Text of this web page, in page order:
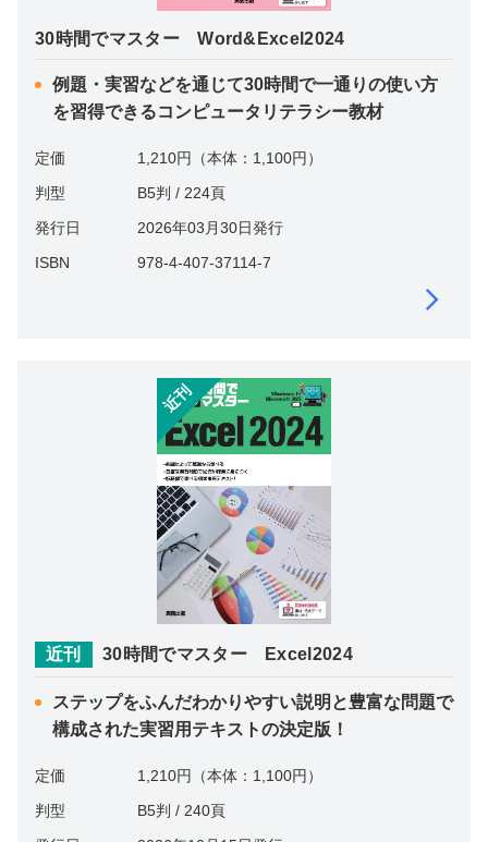
30時間でマスター Word&Excel2024
例題・実習などを通じて30時間で一通りの使い方
を習得できるコンピュータリテラシー教材
定価
1,210円（本体：1,100円）
判型
B5判 / 224頁
発行日
2026年03月30日発行
ISBN
978-4-407-37114-7
近刊
近刊 30時間でマスター Excel2024
ステップをふんだわかりやすい説明と豊富な問題で
構成された実習用テキストの決定版！
定価
1,210円（本体：1,100円）
判型
B5判 / 240頁